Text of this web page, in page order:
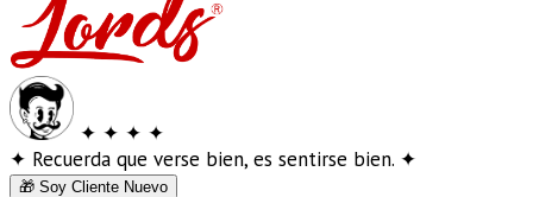
✦ ✦ ✦ ✦
✦ Recuerda que verse bien, es sentirse bien. ✦
🎁 Soy Cliente Nuevo